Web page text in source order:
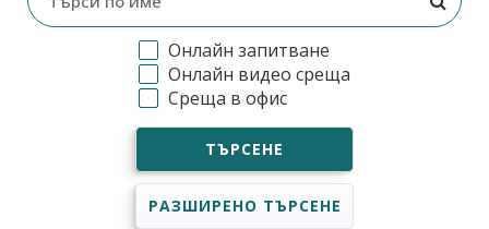
Онлайн запитване
Онлайн видео среща
Среща в офис
ТЪРСЕНЕ
РАЗШИРЕНО ТЪРСЕНЕ